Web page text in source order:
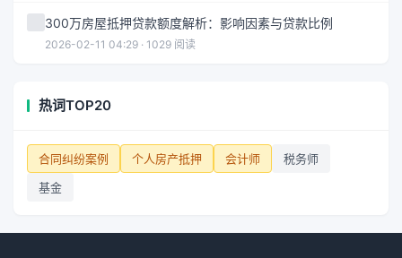
300万房屋抵押贷款额度解析：影响因素与贷款比例
2026-02-11 04:29 · 1029 阅读
热词TOP20
合同纠纷案例 个人房产抵押 会计师
税务师
基金